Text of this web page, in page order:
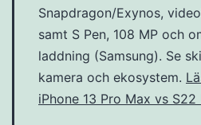
Snapdragon/Exynos,
samt S Pen, 108 MP och
laddning (Samsung). Se
kamera och ekosystem.
iPhone 13 Pro Max vs S22